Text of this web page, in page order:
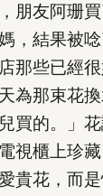
朋友阿珊
，結果被
那些已經
為那束花
買的。」
視櫃上珍
貴花，而是